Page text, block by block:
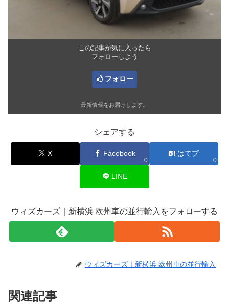
この記事が気に入ったら
フォローしよう
フォロー
最新情報をお届けします。
シェアする
X Facebook
0
はてブ
0
LINE
ウィズカーズ｜新横浜 欧州車の並行輸入をフォローする
ウィズカーズ｜新横浜 欧州車の並行輸入
関連記事